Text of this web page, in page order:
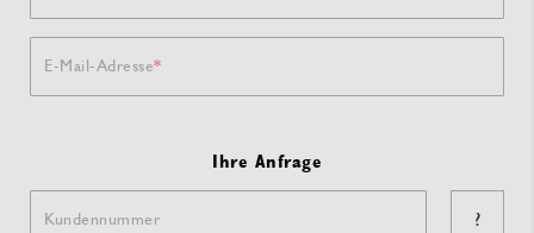
E-Mail-Adresse
Ihre Anfrage
Kundennummer ?